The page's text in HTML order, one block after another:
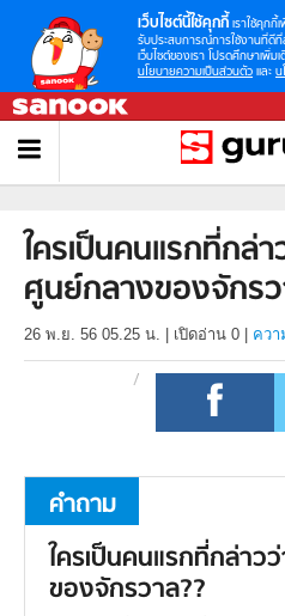
เว็บไซต์นี้ใช้คุกกี้ เราใช้คุกกี้
รับประสบการณ์การใช้งานที่ดี
เว็บไซต์ของเรา โปรดศึกษาเพิ่ม
นโยบายความเป็นส่วนตัว และ น
ใครเป็นคนแรกที่กล่า
ศูนย์กลางของจักร
26 พ.ย. 56 05.25 น. เปิดอ่าน 0 ควา
คำถาม
ใครเป็นคนแรกที่กล่าว
ของจักรวาล??